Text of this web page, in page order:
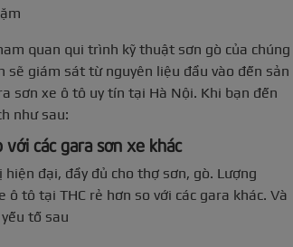
quan qui trình kỹ thuật sơn gò của chúng
sẽ giám sát từ nguyên liệu đầu vào đến sản
sơn xe ô tô uy tín tại Hà Nội. Khi bạn đến
như sau:
các gara sơn xe khác
đại, đầy đủ cho thợ sơn, gò. Lượng
tô tại THC rẻ hơn so với các gara khác. Và
tố sau